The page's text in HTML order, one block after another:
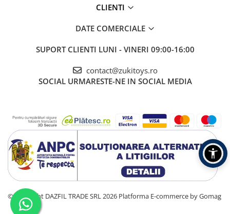
CLIENTI
DATE COMERCIALE
SUPORT CLIENTI LUNI - VINERI 09:00-16:00
contact@zukitoys.ro
SOCIAL URMARESTE-NE IN SOCIAL MEDIA
©Copyright DAZFIL TRADE SRL 2026 Platforma E-commerce by Gomag